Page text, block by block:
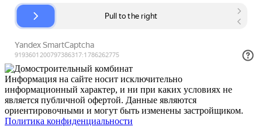
Информация на сайте носит исключительно
информационный характер, и ни при каких условиях не
является публичной офертой. Данные являются
ориентировочными и могут быть изменены застройщиком.
Политика конфиденциальности